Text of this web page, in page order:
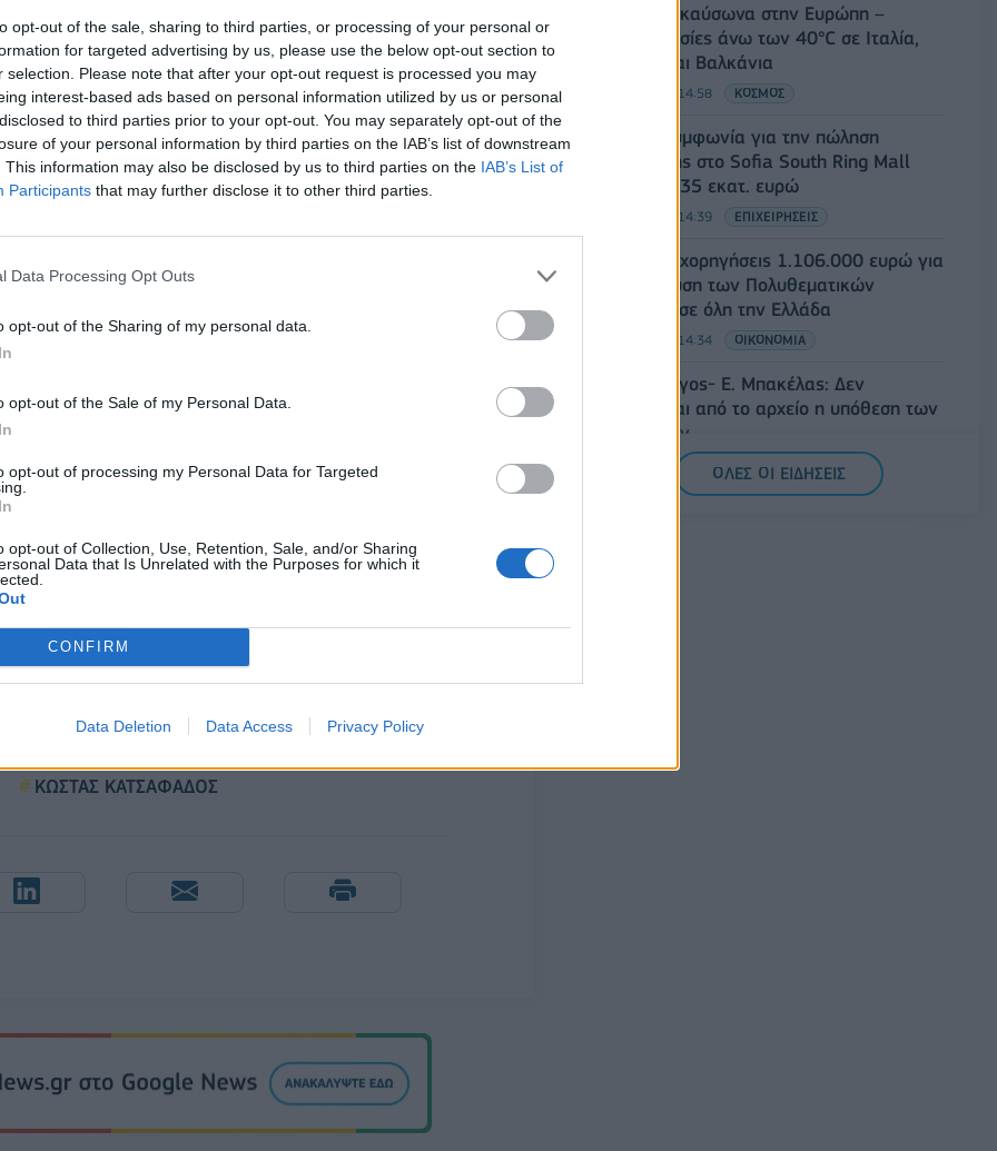
opt-out of the sale, sharing to third parties, or processing of your personal or
for targeted advertising by us, please use the below opt-out section to
selection. Please note that after your opt-out request is processed you may
interest-based ads based on personal information utilized by us or personal
to third parties prior to your opt-out. You may separately opt-out of the
of your personal information by third parties on the IAB’s list of downstream
This information may also be disclosed by us to third parties on the IAB’s List of
Participants that may further disclose it to other third parties.
Data Processing Opt Outs
opt-out of the Sharing of my personal data.
opt-out of the Sale of my Personal Data.
opt-out of processing my Personal Data for Targeted
opt-out of Collection, Use, Retention, Sale, and/or Sharing
Data that Is Unrelated with the Purposes for which it
CONFIRM
Data Deletion Data Access Privacy Policy
αφορά σε κατοικία στην Παλαιά Φώκαια του
ύψους 8.674 ευρώ, σύμφωνα με τη
μέτρο, η οποία εφαρμόζεται για πρώτη
σε πυρκαγιές. Όπως σημειώνεται από το
αυτή η εξέλιξη αποτελεί ένα σημαντικό
των πληγεισών περιοχών και
πολιτών με τις αρμόδιες υπηρεσίες του
αποκατάσταση των καταστροφών και η
και επισκευή των πληγέντων κτιρίων,
την επαναφορά των περιοχών σε
ΚΩΣΤΑΣ ΚΑΤΣΑΦΑΔΟΣ
Νέο κύμα καύσωνα στην Ευρώπη –
Θερμοκρασίες άνω των 40°C σε Ιταλία,
Ισπανία και Βαλκάνια
07/08/2026 - 14:58 ΚΟΣΜΟΣ
Fourlis: Συμφωνία για την πώληση
συμμετοχής στο Sofia South Ring Mall
έναντι 49,35 εκατ. ευρώ
07/08/2026 - 14:39 ΕΠΙΧΕΙΡΗΣΕΙΣ
ΥΠΠΟ: Επιχορηγήσεις 1.106.000 ευρώ για
την ενίσχυση των Πολυθεματικών
Φεστιβάλ σε όλη την Ελλάδα
07/08/2026 - 14:34 ΟΙΚΟΝΟΜΙΑ
Άρειος Πάγος- Ε. Μπακέλας: Δεν
ανασύρεται από το αρχείο η υπόθεση των
υποκλοπών
07/08/2026 - 14:11
ΟΛΕΣ ΟΙ ΕΙΔΗΣΕΙΣ